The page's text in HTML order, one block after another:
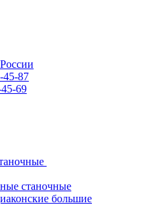
45-87
69
станочные
большие